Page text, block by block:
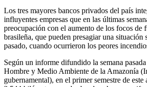
Los tres mayores bancos privados del país
influyentes empresas que en las últimas
preocupación con el aumento de los focos de
brasileña, que pueden presagiar una situación
pasado, cuando ocurrieron los peores
Según un informe difundido la semana
Hombre y Medio Ambiente de la Amazonía
gubernamental), en el primer semestre de